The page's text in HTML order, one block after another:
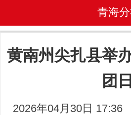
青海
黄南州尖扎县举
团
2026年04月30日 17:36